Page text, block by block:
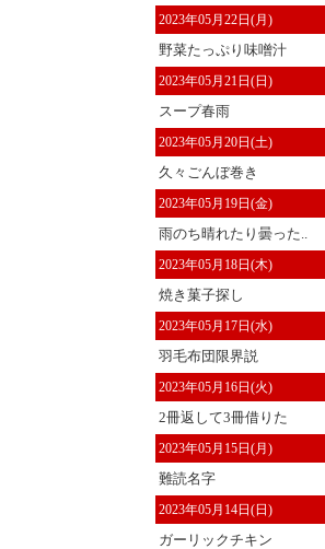
2023年05月22日(月)
野菜たっぷり味噌汁
2023年05月21日(日)
スープ春雨
2023年05月20日(土)
久々ごんぼ巻き
2023年05月19日(金)
雨のち晴れたり曇った..
2023年05月18日(木)
焼き菓子探し
2023年05月17日(水)
羽毛布団限界説
2023年05月16日(火)
2冊返して3冊借りた
2023年05月15日(月)
難読名字
2023年05月14日(日)
ガーリックチキン